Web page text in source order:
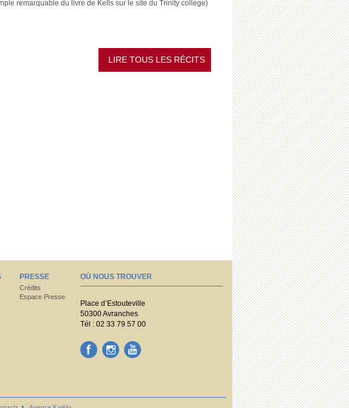
remarquable du livre de Kells sur le site du Trinity collège)
LIRE TOUS LES RÉCITS
PRESSE
Crédits
Espace Presse
OÙ NOUS TROUVER
Place d’Estouteville
50300 Avranches
Tél : 02 33 79 57 00